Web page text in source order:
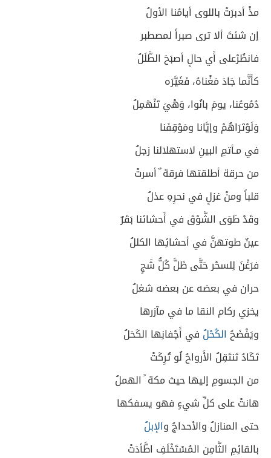
مذْ أدبرَتْ باللوى أيامُنا الأولُ
إن شئتَ ألا ترى صبراً لمصطبر
فانظُرْعلى أَي حالٍ أصبَحَ الطَّلَلُ
كأَنَّما جَادَ مَغْناهُ، فَغَيَّرَه
دُمُوعُنا، يومَ بانُوا، وَهْيَ تَنْهَمِلُ
وَلَوْتَرَاهُمْ وإيَّانا ومَوْقِفَنا
في مـأتمِ البينِ لاستهلالنا زجلُ
من حرقة أطلقتها فرقة ٌ أسرتْ
قلباً ومنْ غزلٍ في نحرِهِ عذلُ
وقَدْ طَوَى الشَّوْقَ في أَحشائنا بَقَرٌ
عينٌ طوتهنَّ في أحشائِها الكللُ
فرَغْنَ لِلسحْر حَتَّى ظَلَّ كُلُّ شَجٍ
حران في بعضه عن بعضه شغلُ
يخزي ركام النقا ما في مآزرها
ويَفْضَحُ الكُحْلُ في أَجْفانِها الكَحَلُ
تَكَادُ تَنتَقِلُ الأَرواحُ لُو تُرِكَتْ
من الجسومِ إليها حيث مكة ً الهملُ
هانتْ على كلِّ شيءٍ فهو يسفكها
حتى المنازلُ والأحداجُ والإبلُ
بالقائِمِ الثَّامِن المُسْتَخْلَفِ اطَّأدَتْ